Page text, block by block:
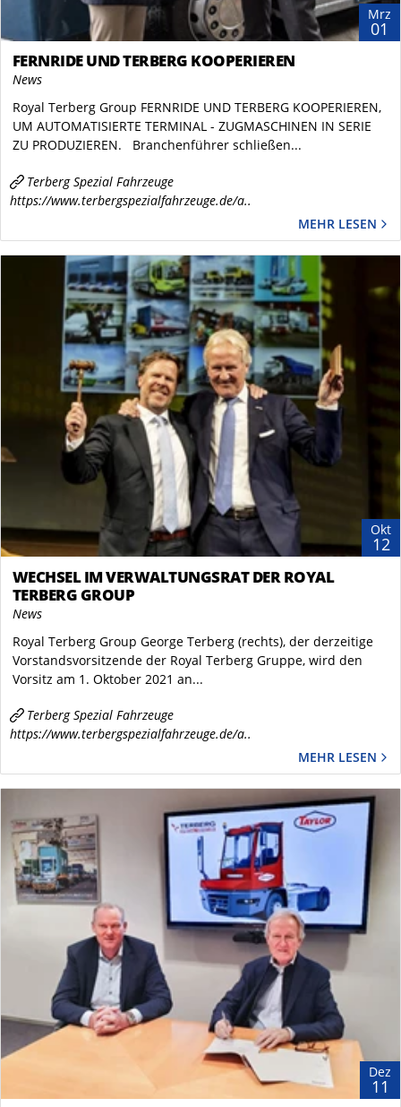
Mrz
01
FERNRIDE UND TERBERG KOOPERIEREN
News
Royal Terberg Group FERNRIDE UND TERBERG KOOPERIEREN,
UM AUTOMATISIERTE TERMINAL - ZUGMASCHINEN IN SERIE
ZU PRODUZIEREN. Branchenführer schließen...
Terberg Spezial Fahrzeuge
https://www.terbergspezialfahrzeuge.de/a..
MEHR LESEN
Okt
12
WECHSEL IM VERWALTUNGSRAT DER ROYAL
TERBERG GROUP
News
Royal Terberg Group George Terberg (rechts), der derzeitige
Vorstandsvorsitzende der Royal Terberg Gruppe, wird den
Vorsitz am 1. Oktober 2021 an...
Terberg Spezial Fahrzeuge
https://www.terbergspezialfahrzeuge.de/a..
MEHR LESEN
Dez
11